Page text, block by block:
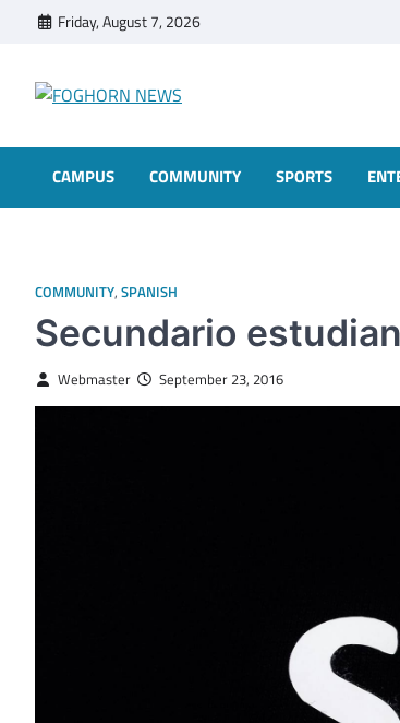
Friday, August 7, 2026
CAMPUS COMMUNITY SPORTS
COMMUNITY, SPANISH
Secundario
Webmaster September 23, 2016